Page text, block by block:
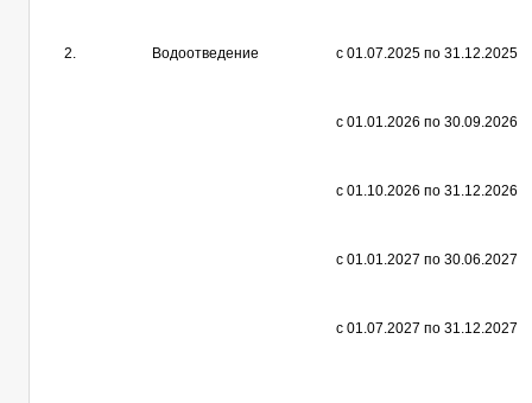
2. Водоотведение с 01.07.2025 по 31.12.2025
с 01.01.2026 по 30.09.2026
с 01.10.2026 по 31.12.2026
с 01.01.2027 по 30.06.2027
с 01.07.2027 по 31.12.2027